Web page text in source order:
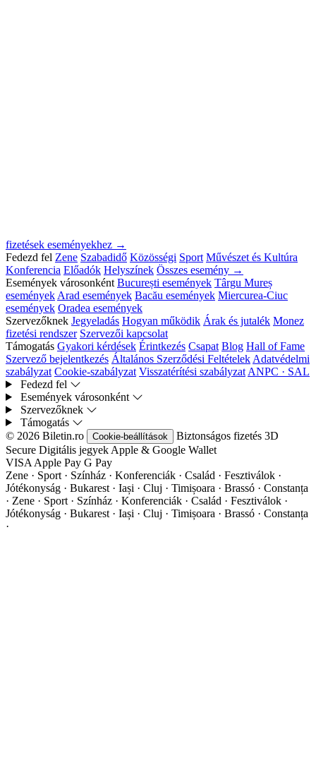
fizetések eseményekhez →
Fedezd fel Zene Szabadidő Közösségi Sport Művészet és Kultúra
Konferencia Előadók Helyszínek Összes esemény →
Események városonként București események Târgu Mureș
események Arad események Bacău események Miercurea-Ciuc
események Oradea események
Szervezőknek Jegyeladás Hogyan működik Árak és jutalék Monez
fizetési rendszer Szervezői kapcsolat
Támogatás Gyakori kérdések Érintkezés Csapat Blog Hall of Fame
Szervező bejelentkezés Általános Szerződési Feltételek Adatvédelmi
szabályzat Cookie-szabályzat Visszatérítési szabályzat ANPC · SAL
Fedezd fel
Események városonként
Szervezőknek
Támogatás
© 2026 Biletin.ro
Cookie-beállítások Biztonságos fizetés 3D
Secure Digitális jegyek Apple & Google Wallet
VISA Apple Pay G Pay
Zene · Sport · Színház · Konferenciák · Család · Fesztiválok ·
Jótékonyság · Bukarest · Iași · Cluj · Timișoara · Brassó · Constanța
· Zene · Sport · Színház · Konferenciák · Család · Fesztiválok ·
Jótékonyság · Bukarest · Iași · Cluj · Timișoara · Brassó · Constanța
·